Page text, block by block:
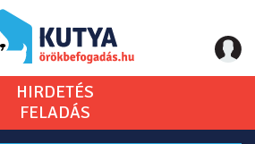
HIRDETÉS
FELADÁS